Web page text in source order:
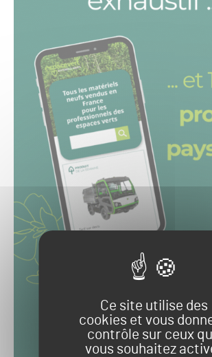
Ce site utilise des
cookies et vous
contrôle sur ceux
vous souhaitez